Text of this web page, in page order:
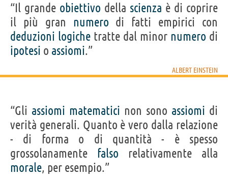
“Il grande obiettivo della scienza è di coprire
il più gran numero di fatti empirici con
deduzioni logiche tratte dal minor numero di
ipotesi o assiomi.”
ALBERT EINSTEIN
“Gli assiomi matematici non sono assiomi di
verità generali. Quanto è vero dalla relazione
- di forma o di quantità - è spesso
grossolanamente falso relativamente alla
morale, per esempio.”